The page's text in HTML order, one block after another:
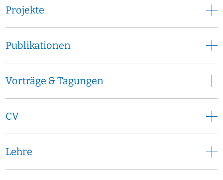
Projekte
Publikationen
Vorträge & Tagungen
CV
Lehre